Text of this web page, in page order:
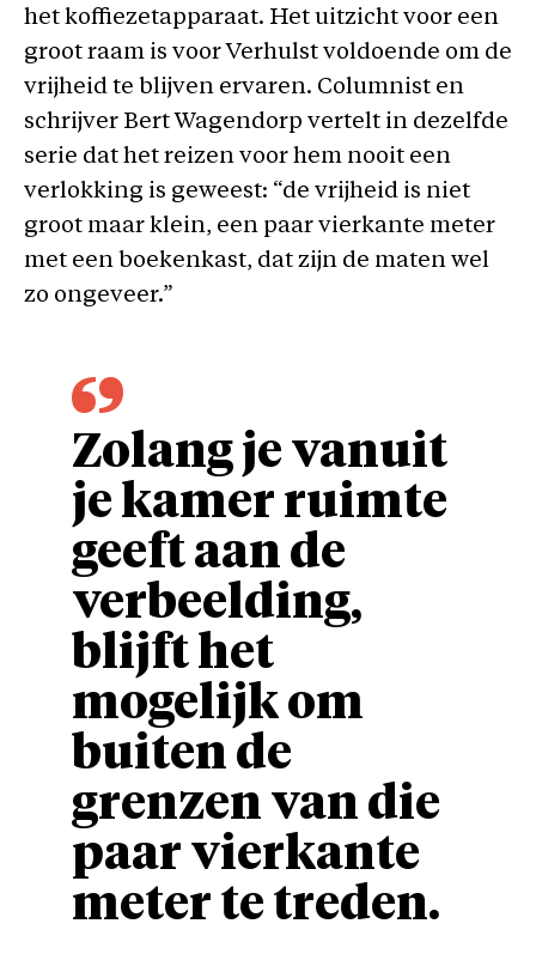
het koffiezetapparaat. Het uitzicht voor een
groot raam is voor Verhulst voldoende om de
vrijheid te blijven ervaren. Columnist en
schrijver Bert Wagendorp vertelt in dezelfde
serie dat het reizen voor hem nooit een
verlokking is geweest: “de vrijheid is niet
groot maar klein, een paar vierkante meter
met een boekenkast, dat zijn de maten wel
zo ongeveer.”
Zolang je vanuit
je kamer ruimte
geeft aan de
verbeelding,
blijft het
mogelijk om
buiten de
grenzen van die
paar vierkante
meter te treden.